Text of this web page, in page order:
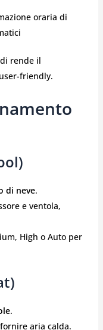
oraria di
rende il
friendly.
di neve.
e ventola,
High o Auto per
.
aria calda.